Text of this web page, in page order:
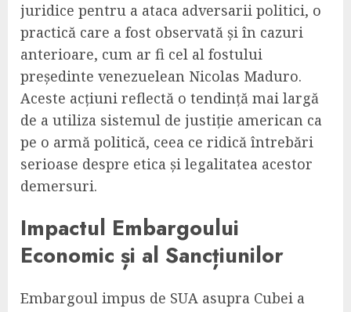
juridice pentru a ataca adversarii politici, o
practică care a fost observată și în cazuri
anterioare, cum ar fi cel al fostului
președinte venezuelean Nicolas Maduro.
Aceste acțiuni reflectă o tendință mai largă
de a utiliza sistemul de justiție american ca
pe o armă politică, ceea ce ridică întrebări
serioase despre etica și legalitatea acestor
demersuri.
Impactul Embargoului
Economic și al Sancțiunilor
Embargoul impus de SUA asupra Cubei a